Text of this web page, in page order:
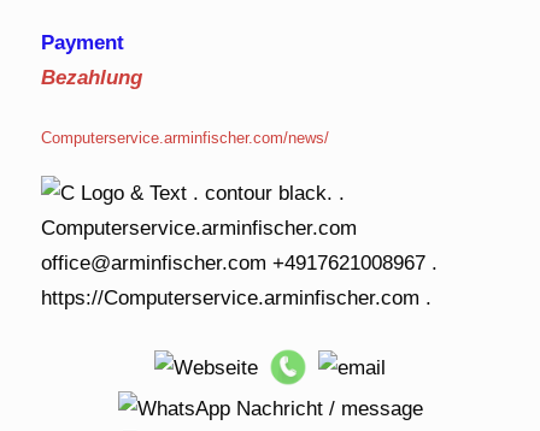
Payment
Bezahlung
Computerservice.arminfischer.com/news/